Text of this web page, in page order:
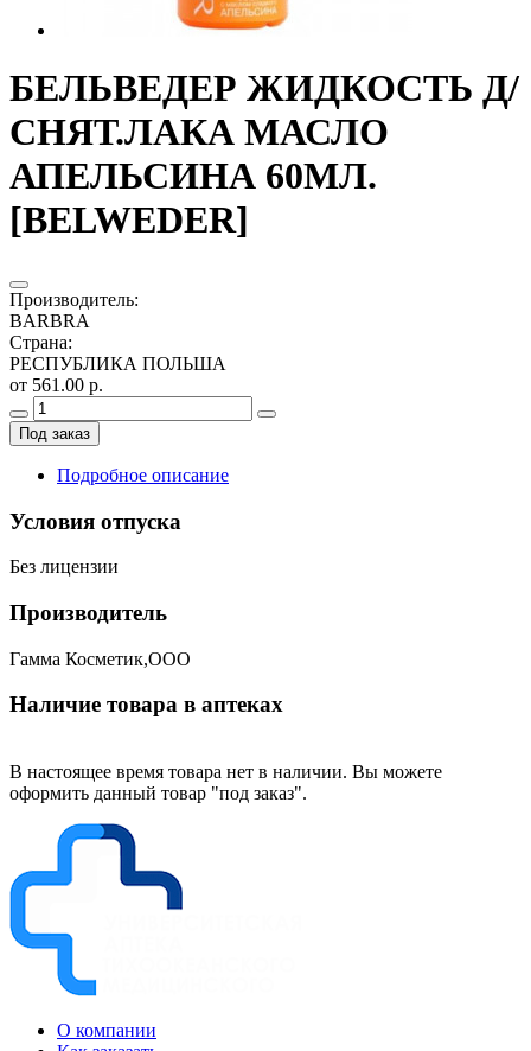
БЕЛЬВЕДЕР ЖИДКОСТЬ Д/
СНЯТ.ЛАКА МАСЛО
АПЕЛЬСИНА 60МЛ.
[BELWEDER]
Производитель:
BARBRA
Страна:
РЕСПУБЛИКА ПОЛЬША
от 561.00 р.
Под заказ
Подробное описание
Условия отпуска
Без лицензии
Производитель
Гамма Косметик,ООО
Наличие товара в аптеках
В настоящее время товара нет в наличии. Вы можете
оформить данный товар "под заказ".
О компании